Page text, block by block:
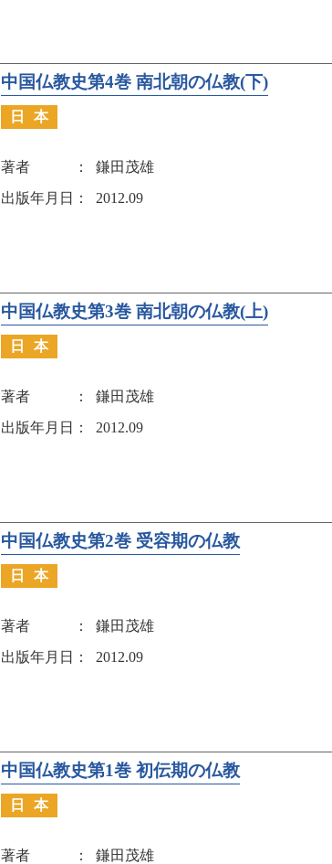
中国仏教史第4巻 南北朝の仏教(下)
日本
著者 鎌田茂雄
出版年月日
2012.09
中国仏教史第3巻 南北朝の仏教(上)
日本
著者 鎌田茂雄
出版年月日
2012.09
中国仏教史第2巻 受容期の仏教
日本
著者 鎌田茂雄
出版年月日
2012.09
中国仏教史第1巻 初伝期の仏教
日本
著者 鎌田茂雄